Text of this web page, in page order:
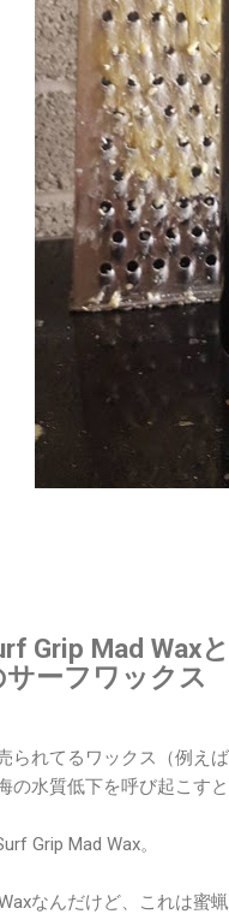
Grip Mad Wax
サーフワックス
られてるワックス（例え
の水質低下を呼び起こすと
Grip Mad Wax。
なんだけど、これは蜜